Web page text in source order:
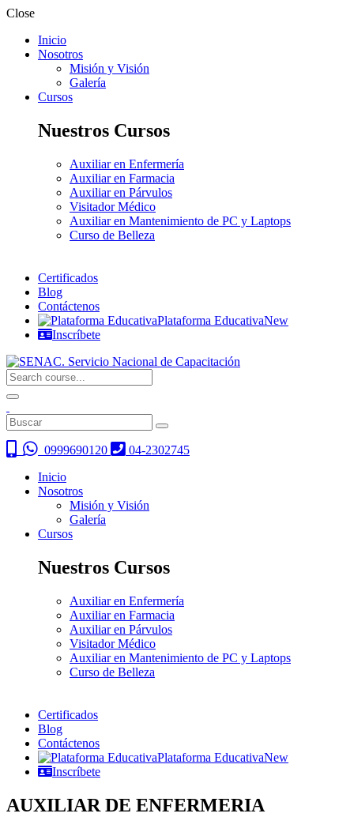
Close
Inicio
Nosotros
Misión y Visión
Galería
Cursos
Nuestros Cursos
Auxiliar en Enfermería
Auxiliar en Farmacia
Auxiliar en Párvulos
Visitador Médico
Auxiliar en Mantenimiento de PC y Laptops
Curso de Belleza
Certificados
Blog
Contáctenos
Plataforma EducativaNew
Inscríbete
0999690120
04-2302745
Inicio
Nosotros
Misión y Visión
Galería
Cursos
Nuestros Cursos
Auxiliar en Enfermería
Auxiliar en Farmacia
Auxiliar en Párvulos
Visitador Médico
Auxiliar en Mantenimiento de PC y Laptops
Curso de Belleza
Certificados
Blog
Contáctenos
Plataforma EducativaNew
Inscríbete
AUXILIAR DE ENFERMERIA